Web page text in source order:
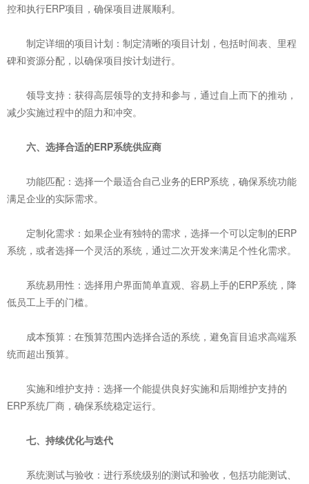
控和执行ERP项目，确保项目进展顺利。
‌制定详细的项目计划‌：制定清晰的项目计划，包括时间表、里程
碑和资源分配，以确保项目按计划进行。
‌领导支持‌：获得高层领导的支持和参与，通过自上而下的推动，
减少实施过程中的阻力和冲突。
六、选择合适的ERP系统供应商
‌功能匹配‌：选择一个最适合自己业务的ERP系统，确保系统功能
满足企业的实际需求。
‌定制化需求‌：如果企业有独特的需求，选择一个可以定制的ERP
系统，或者选择一个灵活的系统，通过二次开发来满足个性化需求。
‌系统易用性‌：选择用户界面简单直观、容易上手的ERP系统，降
低员工上手的门槛。
‌成本预算‌：在预算范围内选择合适的系统，避免盲目追求高端系
统而超出预算。
‌实施和维护支持‌：选择一个能提供良好实施和后期维护支持的
ERP系统厂商，确保系统稳定运行。
七、持续优化与迭代
‌系统测试与验收‌：进行系统级别的测试和验收，包括功能测试、